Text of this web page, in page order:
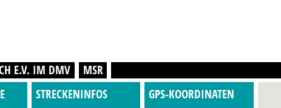
E.V. IM DMV MSR
STRECKENINFOS
GPS-KOORDINATEN